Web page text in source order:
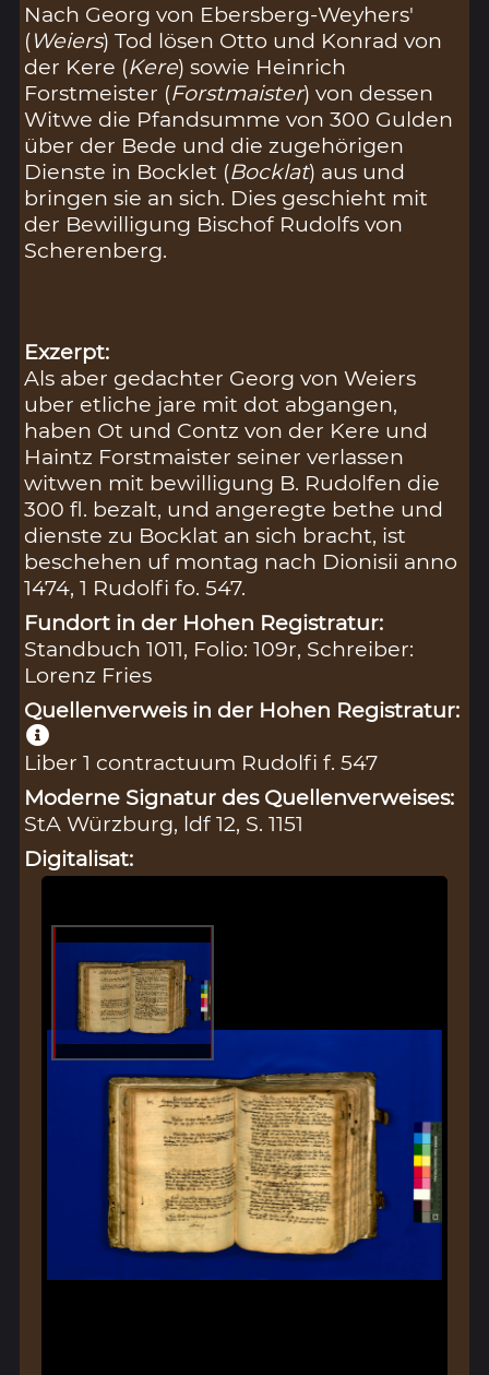
Nach Georg von Ebersberg-Weyhers'
(Weiers) Tod lösen Otto und Konrad von
der Kere (Kere) sowie Heinrich
Forstmeister (Forstmaister) von dessen
Witwe die Pfandsumme von 300 Gulden
über der Bede und die zugehörigen
Dienste in Bocklet (Bocklat) aus und
bringen sie an sich. Dies geschieht mit
der Bewilligung Bischof Rudolfs von
Scherenberg.
Exzerpt:
Als aber gedachter Georg von Weiers
uber etliche jare mit dot abgangen,
haben Ot und Contz von der Kere und
Haintz Forstmaister seiner verlassen
witwen mit bewilligung B. Rudolfen die
300 fl. bezalt, und angeregte bethe und
dienste zu Bocklat an sich bracht, ist
beschehen uf montag nach Dionisii anno
1474, 1 Rudolfi fo. 547.
Fundort in der Hohen Registratur:
Standbuch 1011, Folio: 109r, Schreiber:
Lorenz Fries
Quellenverweis in der Hohen Registratur:
Liber 1 contractuum Rudolfi f. 547
Moderne Signatur des Quellenverweises:
StA Würzburg, ldf 12, S. 1151
Digitalisat: